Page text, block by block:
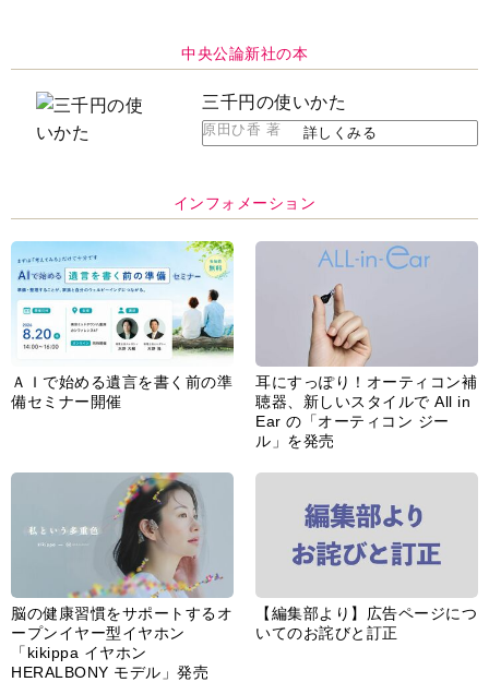
中央公論新社の本
三千円の使いかた
原田ひ香 著 詳しくみる
インフォメーション
ＡＩで始める遺言を書く前の準
備セミナー開催
耳にすっぽり！オーティコン補
聴器、新しいスタイルで All in
Ear の「オーティコン ジー
ル」を発売
脳の健康習慣をサポートするオ
ープンイヤー型イヤホン
「kikippa イヤホン
HERALBONY モデル」発売
【編集部より】広告ページにつ
いてのお詫びと訂正